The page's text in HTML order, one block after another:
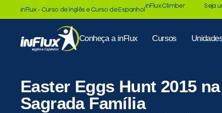
inFlux - Curso de Inglês e Curso de Espanhol
inFlux Climber Seja
Conheça a inFlux Cursos
Easter Eggs Hunt 2015
Sagrada Família